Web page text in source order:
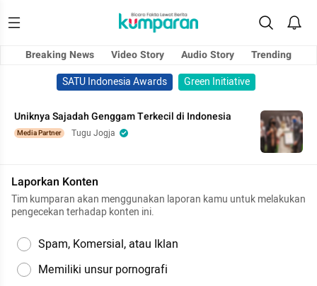
Breaking News Video Story Audio Story
Trending
SATU Indonesia Awards
Green Initiative
Uniknya Sajadah Genggam Terkecil di Indonesia
Media Partner Tugu Jogja
Laporkan Konten
Tim kumparan akan menggunakan laporan kamu untuk melakukan
pengecekan terhadap konten ini.
Spam, Komersial, atau Iklan
Memiliki unsur pornografi